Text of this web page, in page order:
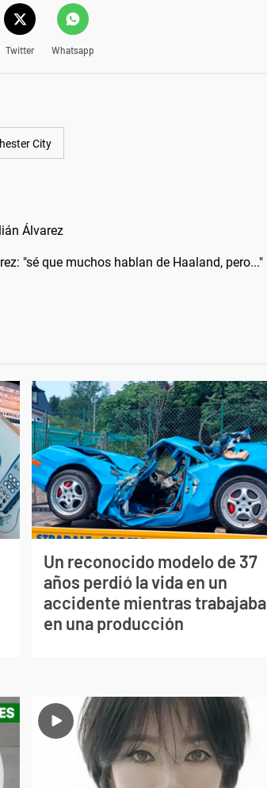
Twitter Whatsapp
City
Álvarez
"sé que muchos hablan de Haaland, pero..."
Un reconocido modelo de 37
años perdió la vida en un
accidente mientras trabajaba
en una producción